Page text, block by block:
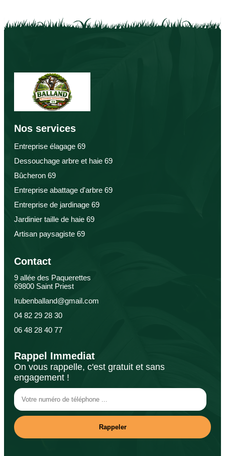
Nos services
Entreprise élagage 69
Dessouchage arbre et haie 69
Bûcheron 69
Entreprise abattage d'arbre 69
Entreprise de jardinage 69
Jardinier taille de haie 69
Artisan paysagiste 69
Contact
9 allée des Paquerettes
69800 Saint Priest
lrubenballand@gmail.com
04 82 29 28 30
06 48 28 40 77
Rappel Immediat
On vous rappelle, c'est gratuit et sans
engagement !